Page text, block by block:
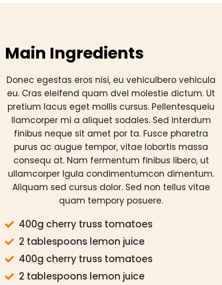
Main Ingredients
Donec egestas eros nisi, eu vehiculbero vehicula
eu. Cras eleifend quam dvel molestie dictum. Ut
pretium lacus eget mollis cursus. Pellentesqueiu
llamcorper mi a aliquet sodales. Sed interdum
finibus neque sit amet por ta. Fusce pharetra
purus ac augue tempor, vitae lobortis massa
consequ at. Nam fermentum finibus libero, ut
ullamcorper lgula condimentumcon dimentum.
Aliquam sed cursus dolor. Sed non tellus vitae
quam tempory posuere.
400g cherry truss tomatoes
2 tablespoons lemon juice
400g cherry truss tomatoes
2 tablespoons lemon juice